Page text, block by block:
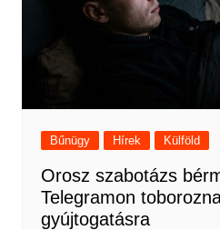
Bűnügy Hírek Külföld
Orosz szabotázs
Telegramon
gyújtogatásra